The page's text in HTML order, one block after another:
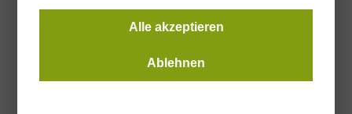
Alle akzeptieren
Ablehnen
ersten Platz beim OÖ Handwerkspreis 2024 in der Kategorie
Kooperation & Teamwork gemeinsam mit Künstler Peter